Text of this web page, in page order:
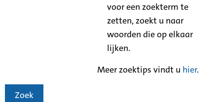
voor een zoekterm te
zetten, zoekt u naar
woorden die op elkaar
lijken.
Meer zoektips vindt u hier.
Zoek